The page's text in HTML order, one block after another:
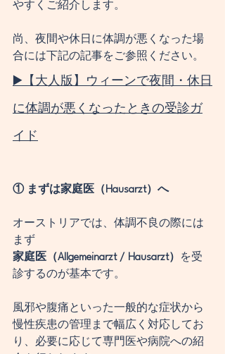
やすくご紹介します。
尚、夜間や休日に体調が悪くなった場
合には下記の記事をご参照ください。
▶️ 【大人版】ウィーンで夜間・休日
に体調が悪くなったときの受診ガ
イド
① まずは家庭医（Hausarzt）へ
オーストリアでは、体調不良の際には
まず
家庭医（Allgemeinarzt / Hausarzt）
を受
診するのが基本です。
風邪や腹痛といった一般的な症状から
慢性疾患の管理まで幅広く対応してお
り、必要に応じて専門医や病院への紹